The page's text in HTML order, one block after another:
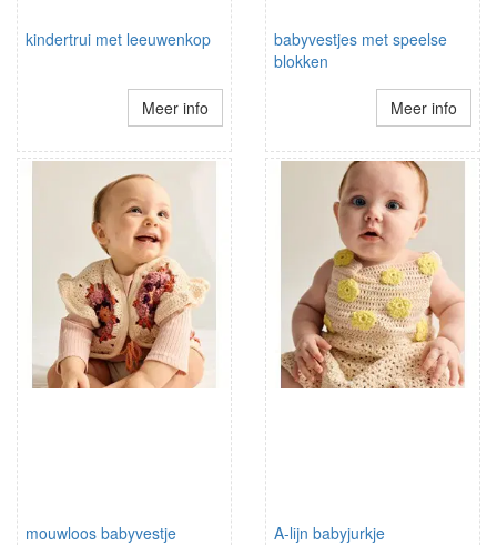
kindertrui met leeuwenkop
Meer info
babyvestjes met speelse
blokken
Meer info
mouwloos babyvestje A-lijn babyjurkje